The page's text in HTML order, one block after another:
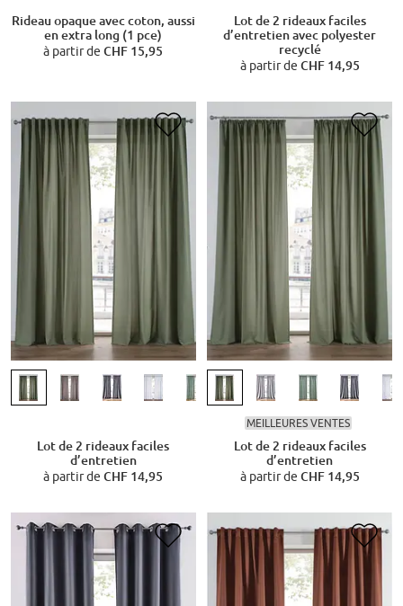
Rideau opaque avec coton, aussi
en extra long (1 pce)
à partir deCHF 15,95
Lot de 2 rideaux faciles
d’entretien avec polyester
recyclé
à partir de CHF 14,95
Lot de 2 rideaux faciles
d’entretien
à partir deCHF 14,95
MEILLEURES VENTES
Lot de 2 rideaux faciles
d’entretien
à partir de CHF 14,95